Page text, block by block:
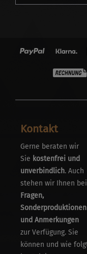
Kontakt
Gerne beraten wir
Sie kostenfrei und
unverbindlich. Auch
stehen wir Ihnen bei
Fragen,
Sonderproduktionen
und Anmerkungen
zur Verfügung. Sie
können und wie